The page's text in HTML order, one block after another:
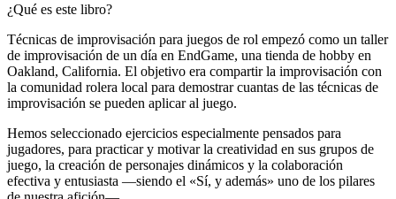
¿Qué es este libro?
Técnicas de improvisación para juegos de rol empezó como un taller
de improvisación de un día en EndGame, una tienda de hobby en
Oakland, California. El objetivo era compartir la improvisación con
la comunidad rolera local para demostrar cuantas de las técnicas de
improvisación se pueden aplicar al juego.
Hemos seleccionado ejercicios especialmente pensados para
jugadores, para practicar y motivar la creatividad en sus grupos de
juego, la creación de personajes dinámicos y la colaboración
efectiva y entusiasta —siendo el «Sí, y además» uno de los pilares